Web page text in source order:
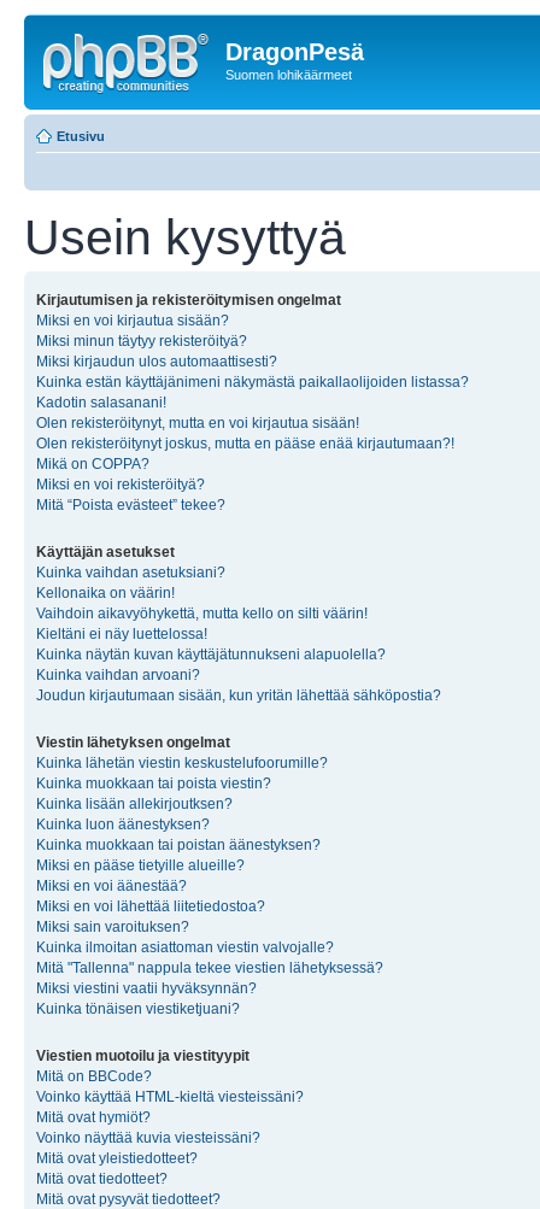
DragonPesä
Suomen lohikäärmeet
Etusivu
Usein kysyttyä
Kirjautumisen ja rekisteröitymisen ongelmat
Miksi en voi kirjautua sisään?
Miksi minun täytyy rekisteröityä?
Miksi kirjaudun ulos automaattisesti?
Kuinka estän käyttäjänimeni näkymästä paikallaolijoiden listassa?
Kadotin salasanani!
Olen rekisteröitynyt, mutta en voi kirjautua sisään!
Olen rekisteröitynyt joskus, mutta en pääse enää kirjautumaan?!
Mikä on COPPA?
Miksi en voi rekisteröityä?
Mitä “Poista evästeet” tekee?
Käyttäjän asetukset
Kuinka vaihdan asetuksiani?
Kellonaika on väärin!
Vaihdoin aikavyöhykettä, mutta kello on silti väärin!
Kieltäni ei näy luettelossa!
Kuinka näytän kuvan käyttäjätunnukseni alapuolella?
Kuinka vaihdan arvoani?
Joudun kirjautumaan sisään, kun yritän lähettää sähköpostia?
Viestin lähetyksen ongelmat
Kuinka lähetän viestin keskustelufoorumille?
Kuinka muokkaan tai poista viestin?
Kuinka lisään allekirjoutksen?
Kuinka luon äänestyksen?
Kuinka muokkaan tai poistan äänestyksen?
Miksi en pääse tietyille alueille?
Miksi en voi äänestää?
Miksi en voi lähettää liitetiedostoa?
Miksi sain varoituksen?
Kuinka ilmoitan asiattoman viestin valvojalle?
Mitä "Tallenna" nappula tekee viestien lähetyksessä?
Miksi viestini vaatii hyväksynnän?
Kuinka tönäisen viestiketjuani?
Viestien muotoilu ja viestityypit
Mitä on BBCode?
Voinko käyttää HTML-kieltä viesteissäni?
Mitä ovat hymiöt?
Voinko näyttää kuvia viesteissäni?
Mitä ovat yleistiedotteet?
Mitä ovat tiedotteet?
Mitä ovat pysyvät tiedotteet?